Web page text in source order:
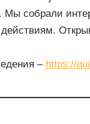
Мы собрали
– https://